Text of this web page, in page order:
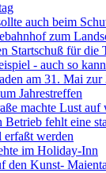
auch beim
zum
Startschuß für die
- auch so
am 31. Mai
Jahrestreffen
machte Lust auf
Betrieb fehlt eine
werden
im Holiday-Inn
den Kunst-